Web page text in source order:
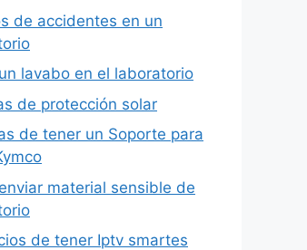
de accidentes en un
lavabo en el laboratorio
de protección solar
de tener un Soporte para
material sensible de
de tener Iptv smartes